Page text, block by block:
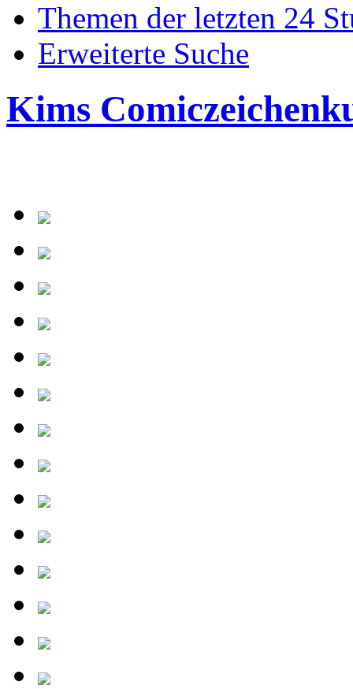
Themen der letzten 24
Erweiterte Suche
Kims